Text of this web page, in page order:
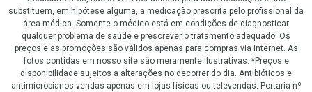
substituem, em hipótese alguma, a medicação prescrita pelo profissional da
área médica. Somente o médico está em condições de diagnosticar
qualquer problema de saúde e prescrever o tratamento adequado. Os
preços e as promoções são válidos apenas para compras via internet. As
fotos contidas em nosso site são meramente ilustrativas. *Preços e
disponibilidade sujeitos a alterações no decorrer do dia. Antibióticos e
antimicrobianos vendas apenas em lojas físicas ou televendas. Portaria nº